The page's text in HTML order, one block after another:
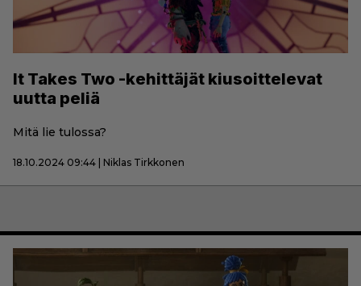
It Takes Two -kehittäjät kiusoittelevat
uutta peliä
Mitä lie tulossa?
18.10.2024 09:44 | Niklas Tirkkonen